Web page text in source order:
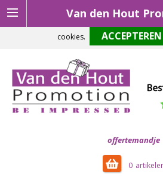
Van den Hout
offertemandje
0
Om onze website optimaal te laten
cookies.